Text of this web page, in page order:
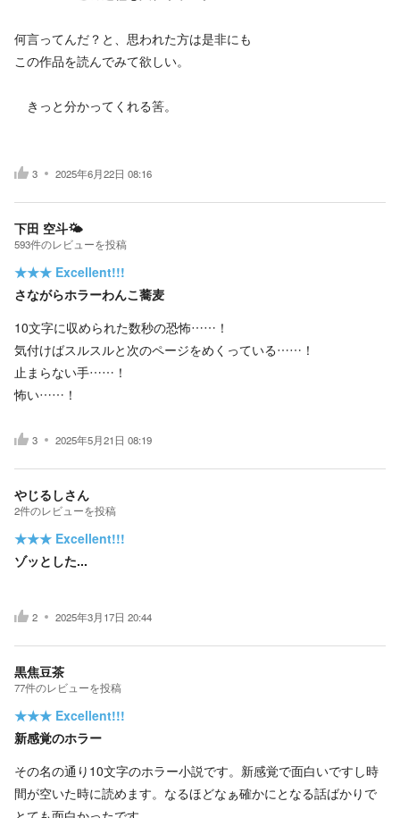
何言ってんだ？と、思われた方は是非にも
この作品を読んでみて欲しい。
きっと分かってくれる筈。
3 2025年6月22日 08:16
下田 空斗🌤
593件のレビューを投稿
★★★ Excellent!!!
さながらホラーわんこ蕎麦
10文字に収められた数秒の恐怖……！
気付けばスルスルと次のページをめくっている……！
止まらない手……！
怖い……！
3 2025年5月21日 08:19
やじるしさん
2件のレビューを投稿
★★★ Excellent!!!
ゾッとした...
2 2025年3月17日 20:44
黒焦豆茶
77件のレビューを投稿
★★★ Excellent!!!
新感覚のホラー
その名の通り10文字のホラー小説です。新感覚で面白いですし時
間が空いた時に読めます。なるほどなぁ確かにとなる話ばかりで